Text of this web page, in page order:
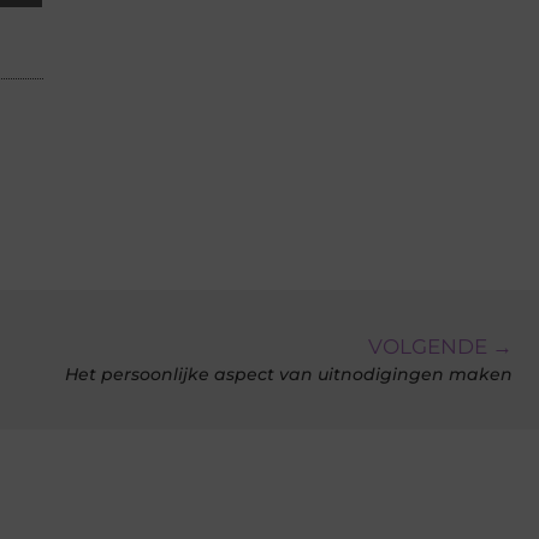
VOLGENDE →
Het persoonlijke aspect van uitnodigingen maken